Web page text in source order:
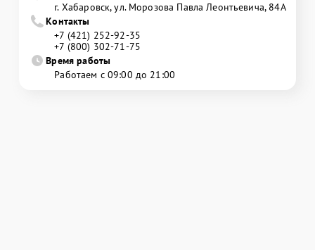
г. Хабаровск, ул. Морозова Павла Леонтьевича, 84А
Контакты
+7 (421) 252-92-35
+7 (800) 302-71-75
Время работы
Работаем с 09:00 до 21:00